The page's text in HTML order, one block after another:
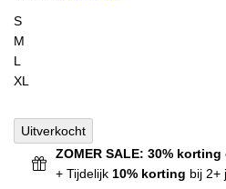
S
M
L
XL
Uitverkocht
ZOMER SALE: 30%
+ Tijdelijk 10% korting bij 2+